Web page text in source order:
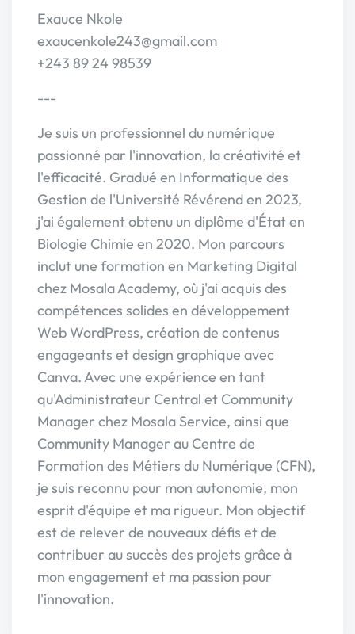
Exauce Nkole
exaucenkole243@gmail.com
+243 89 24 98539
---
Je suis un professionnel du numérique
passionné par l'innovation, la créativité et
l'efficacité. Gradué en Informatique des
Gestion de l'Université Révérend en 2023,
j'ai également obtenu un diplôme d'État en
Biologie Chimie en 2020. Mon parcours
inclut une formation en Marketing Digital
chez Mosala Academy, où j'ai acquis des
compétences solides en développement
Web WordPress, création de contenus
engageants et design graphique avec
Canva. Avec une expérience en tant
qu'Administrateur Central et Community
Manager chez Mosala Service, ainsi que
Community Manager au Centre de
Formation des Métiers du Numérique (CFN),
je suis reconnu pour mon autonomie, mon
esprit d'équipe et ma rigueur. Mon objectif
est de relever de nouveaux défis et de
contribuer au succès des projets grâce à
mon engagement et ma passion pour
l'innovation.